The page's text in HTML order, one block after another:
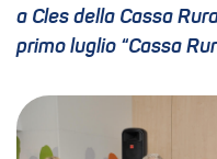
a Cles della Cassa
primo luglio “Cassa